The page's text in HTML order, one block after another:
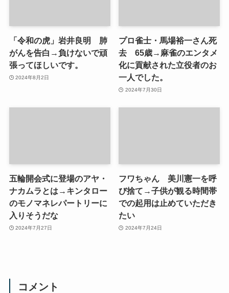
「令和の虎」岩井良明 肺
がんを告白→負けないで頑
張ってほしいです。
2024年8月2日
プロ雀士・馬場裕一さん死
去 65歳→麻雀のエンタメ
化に貢献された立役者のお
一人でした。
2024年7月30日
五輪開会式に登場のアヤ・
ナカムラとは→キンタロー
のモノマネレパートリーに
入りそうだな
2024年7月27日
フワちゃん 美川憲一を呼
び捨て→子供が観る時間帯
での起用は止めていただき
たい
2024年7月24日
コメント